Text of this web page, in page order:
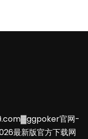
官网-
最新版官方下载网